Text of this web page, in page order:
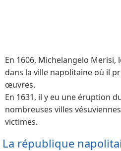
En 1606, Michelangelo Merisi,
dans la ville napolitaine où il
œuvres.
En 1631, il y eu une éruption
nombreuses villes
victimes.
La république